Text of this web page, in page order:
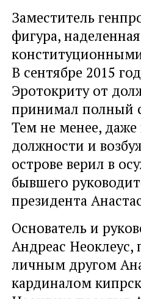
Заместитель
фигура,
В сентябре 2015
Эротокриту от
принимал полный
Тем не менее,
должности и
острове верил в
бывшего
президента
Основатель и
Андреас
личным другом
кардиналом